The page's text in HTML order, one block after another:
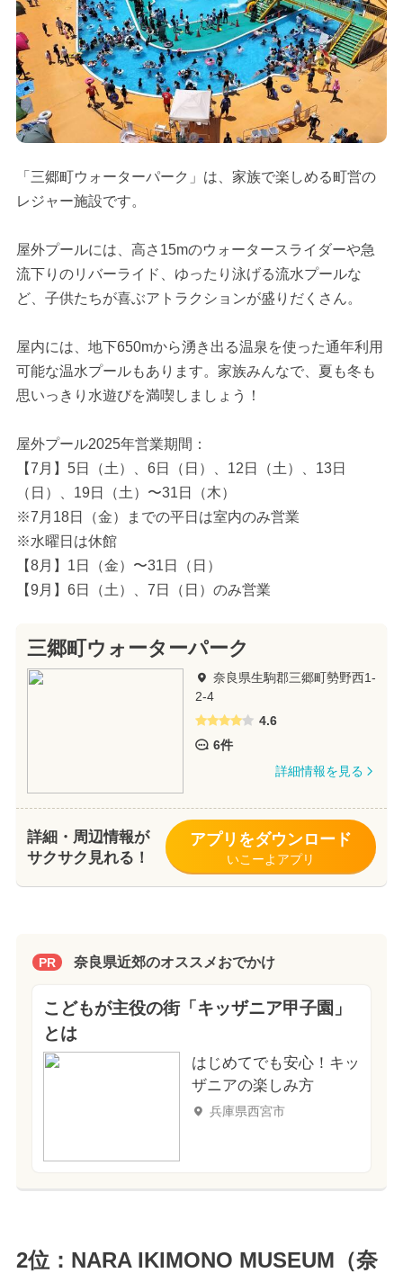
「三郷町ウォーターパーク」は、家族で楽しめる町営の
レジャー施設です。
屋外プールには、高さ15mのウォータースライダーや急
流下りのリバーライド、ゆったり泳げる流水プールな
ど、子供たちが喜ぶアトラクションが盛りだくさん。
屋内には、地下650mから湧き出る温泉を使った通年利用
可能な温水プールもあります。家族みんなで、夏も冬も
思いっきり水遊びを満喫しましょう！
屋外プール2025年営業期間：
【7月】5日（土）、6日（日）、12日（土）、13日
（日）、19日（土）〜31日（木）
※7月18日（金）までの平日は室内のみ営業
※水曜日は休館
【8月】1日（金）〜31日（日）
【9月】6日（土）、7日（日）のみ営業
三郷町ウォーターパーク
奈良県生駒郡三郷町勢野西1-
2-4
4.6
6件
詳細情報を見る
詳細・周辺情報が
サクサク見れる！
アプリをダウンロード
いこーよアプリ
PR 奈良県近郊のオススメおでかけ
こどもが主役の街「キッザニア甲子園」
とは
はじめてでも安心！キッ
ザニアの楽しみ方
兵庫県西宮市
2位：NARA IKIMONO MUSEUM（奈